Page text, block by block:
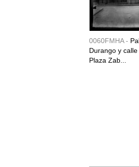
0060FMHA -
Durango y
Plaza Zab...